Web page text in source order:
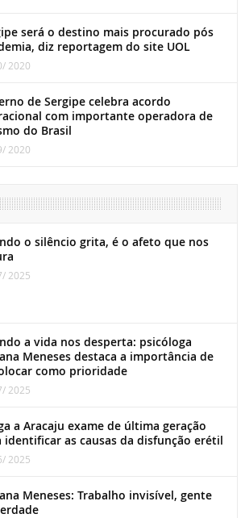
será o destino mais procurado pós
diz reportagem do site UOL
2020
de Sergipe celebra acordo
com importante operadora de
do Brasil
2020
o silêncio grita, é o afeto que nos
2025
a vida nos desperta: psicóloga
Meneses destaca a importância de
como prioridade
2025
a Aracaju exame de última geração
identificar as causas da disfunção erétil
2025
Meneses: Trabalho invisível, gente